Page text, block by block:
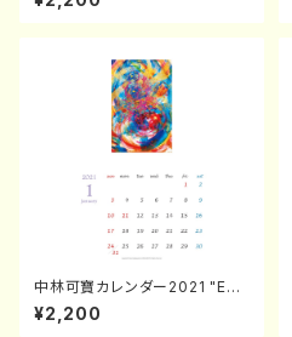
中林可寶カレンダー2021 "Eart
h celebratiodn"
¥2,200